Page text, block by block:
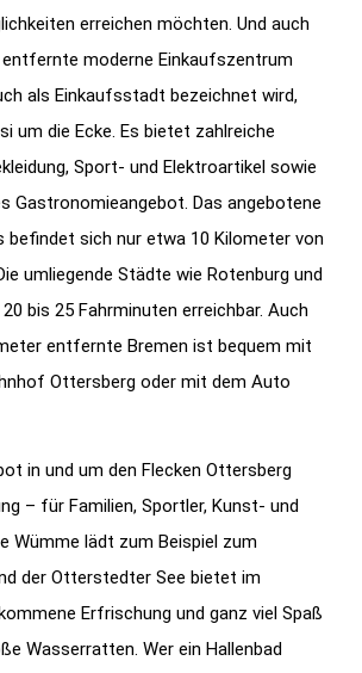
erreichen möchten. Und auch
moderne Einkaufszentrum
als Einkaufsstadt bezeichnet wird,
um die Ecke. Es bietet zahlreiche
Sport- und Elektroartikel sowie
Gastronomieangebot. Das angebotene
befindet sich nur etwa 10 Kilometer von
umliegende Städte wie Rotenburg und
bis 25 Fahrminuten erreichbar. Auch
entfernte Bremen ist bequem mit
Ottersberg oder mit dem Auto
in und um den Flecken Ottersberg
– für Familien, Sportler, Kunst- und
Wümme lädt zum Beispiel zum
der Otterstedter See bietet im
Erfrischung und ganz viel Spaß
Wasserratten. Wer ein Hallenbad